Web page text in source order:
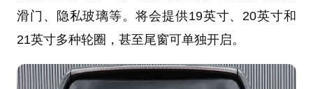
滑门、隐私玻璃等。将会提供19英寸、20英寸和
21英寸多种轮圈，甚至尾窗可单独开启。